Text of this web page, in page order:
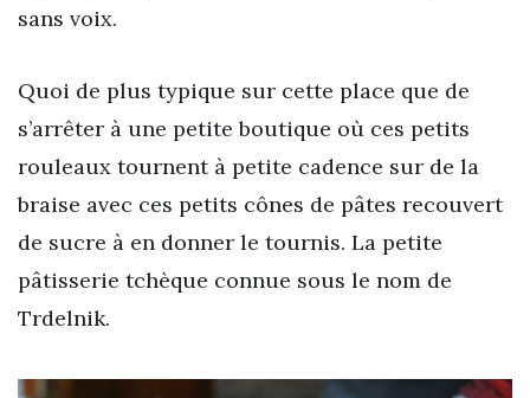
sans voix.
Quoi de plus typique sur cette place que de
s’arrêter à une petite boutique où ces petits
rouleaux tournent à petite cadence sur de la
braise avec ces petits cônes de pâtes recouvert
de sucre à en donner le tournis. La petite
pâtisserie tchèque connue sous le nom de
Trdelnik.